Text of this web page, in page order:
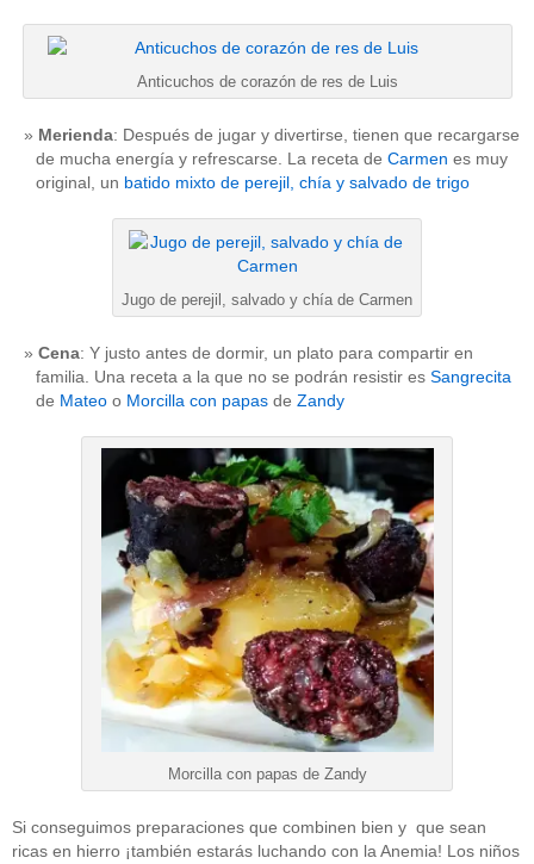
Anticuchos de corazón de res de Luis
Merienda: Después de jugar y divertirse, tienen que recargarse
de mucha energía y refrescarse. La receta de Carmen es muy
original, un batido mixto de perejil, chía y salvado de trigo
Jugo de perejil, salvado y chía de Carmen
Cena: Y justo antes de dormir, un plato para compartir en
familia. Una receta a la que no se podrán resistir es Sangrecita
de Mateo o Morcilla con papas de Zandy
Morcilla con papas de Zandy
Si conseguimos preparaciones que combinen bien y que sean
ricas en hierro ¡también estarás luchando con la Anemia! Los niños